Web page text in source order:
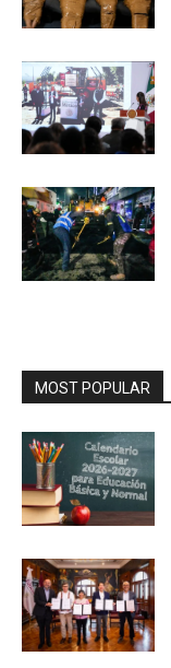
MOST POPULAR